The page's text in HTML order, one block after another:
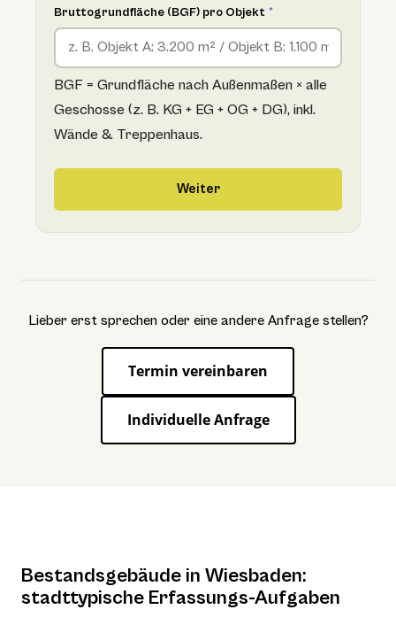
Bruttogrundfläche (BGF) pro Objekt *
BGF = Grundfläche nach Außenmaßen × alle
Geschosse (z. B. KG + EG + OG + DG), inkl.
Wände & Treppenhaus.
Weiter
Lieber erst sprechen oder eine andere Anfrage stellen?
Termin vereinbaren
Individuelle Anfrage
Bestandsgebäude in Wiesbaden:
stadttypische Erfassungs-Aufgaben